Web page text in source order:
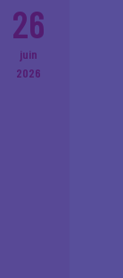
26
juin
2026